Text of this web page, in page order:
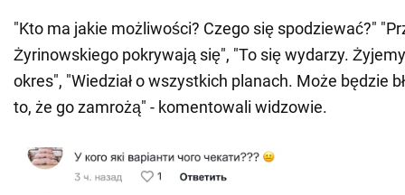
"Kto ma jakie możliwości? Czego się spodziewać?"
Żyrinowskiego pokrywają się", "To się wydarzy.
okres", "Wiedział o wszystkich planach. Może będzie
to, że go zamrożą" - komentowali widzowie.